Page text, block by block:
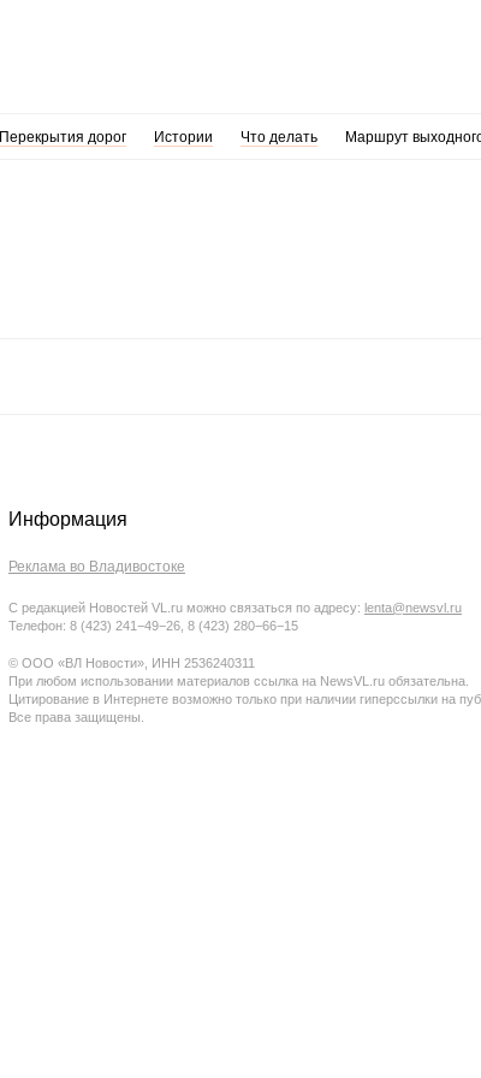
Перекрытия дорог Истории Что делать Маршрут
Информация
Реклама во Владивостоке
С редакцией Новостей VL.ru можно связаться по адресу: lenta@newsvl.ru
Телефон: 8 (423) 241−49−26, 8 (423) 280−66−15
© ООО «ВЛ Новости», ИНН 2536240311
При любом использовании материалов ссылка на NewsVL.ru обязательна.
Цитирование в Интернете возможно только при наличии гиперссылки на
Все права защищены.